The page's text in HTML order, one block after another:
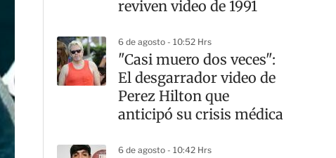
reviven video de 1991
6 de agosto - 10:52 Hrs
"Casi muero dos veces":
El desgarrador video de
Perez Hilton que
anticipó su crisis médica
6 de agosto - 10:42 Hrs